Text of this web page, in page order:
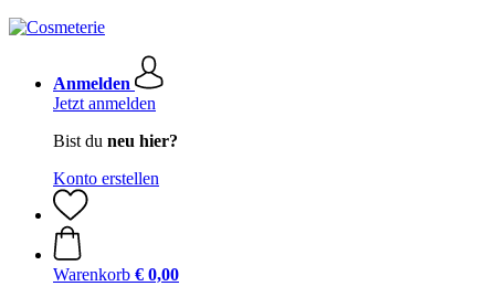
Anmelden
Jetzt anmelden
Bist du neu hier?
Konto erstellen
Warenkorb € 0,00